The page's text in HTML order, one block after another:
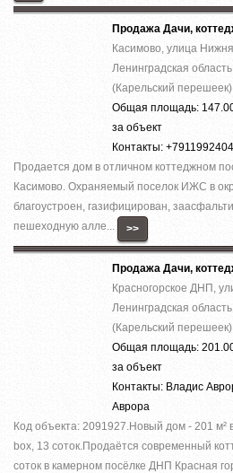
Продажа Дачи,
Касимово, улица
Ленинградская
(Карельский
Общая площадь:
за объект
Контакты:
Продается дом в отличном коттеджном
Касимово. Охраняемый поселок ИЖС в
благоустроен, газифицирован,
пешеходную алле...
>>
Продажа Дачи,
Красногорское ДНП,
Ленинградская
(Карельский
Общая площадь:
за объект
Контакты: Владис
Аврора
Код объекта: 2091927.Нoвый дoм - 201 м²
boх, 13 cоток.Прoдaётся coвpeмeнный
cотoк в камернoм пocёлке ДHП Кpаcнaя